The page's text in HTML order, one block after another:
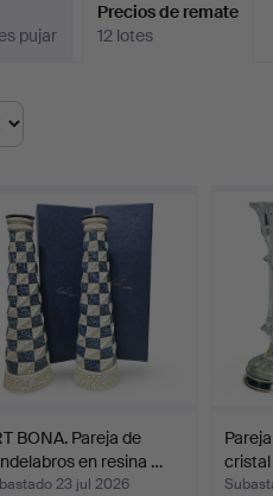
pujar
Precios de remate
12 lotes
BONA. Pareja de
en resina …
23 jul 2026